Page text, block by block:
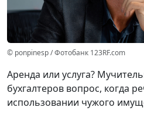
© ponpinesp / Фотобанк 123RF.com
Аренда или услуга?
бухгалтеров вопрос, когда
использовании чужого